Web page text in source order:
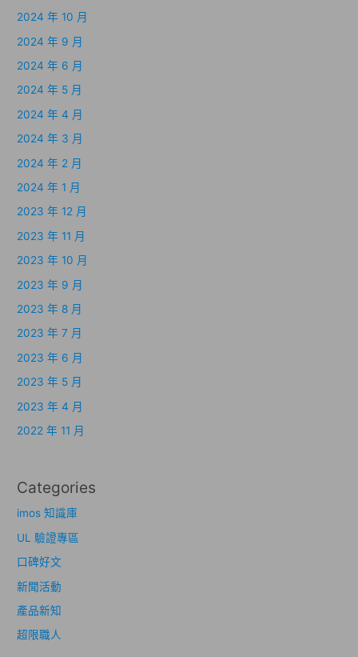
2024 年 10 月
2024 年 9 月
2024 年 6 月
2024 年 5 月
2024 年 4 月
2024 年 3 月
2024 年 2 月
2024 年 1 月
2023 年 12 月
2023 年 11 月
2023 年 10 月
2023 年 9 月
2023 年 8 月
2023 年 7 月
2023 年 6 月
2023 年 5 月
2023 年 4 月
2022 年 11 月
Categories
imos 知識庫
UL 驗證專區
口碑好文
新聞活動
產品新知
超限職人